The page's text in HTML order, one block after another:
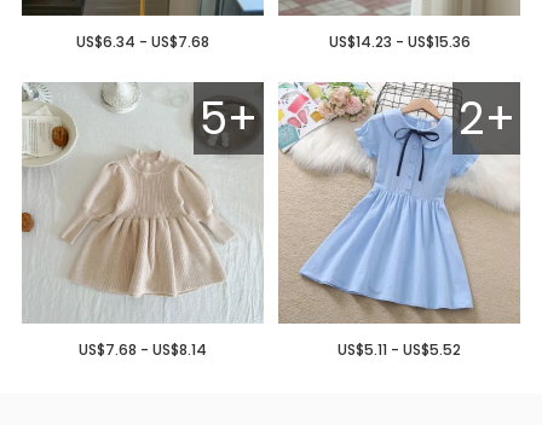
US$6.34 - US$7.68 US$14.23 - US$15.36
5+
US$7.68 - US$8.14
2+
US$5.11 - US$5.52